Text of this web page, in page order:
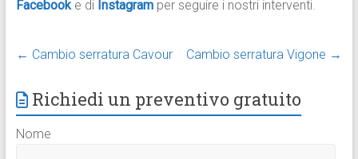
Facebook e di Instagram per seguire i nostri interventi.
← Cambio serratura Cavour Cambio serratura Vigone →
Richiedi un preventivo gratuito
Nome